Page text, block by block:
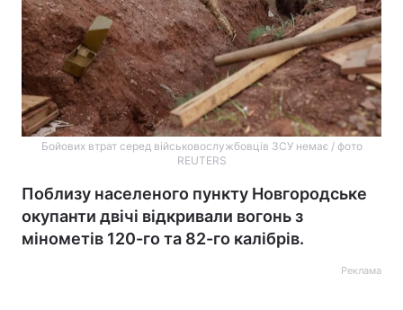
Бойових втрат серед військовослужбовців ЗCУ немає / фото
REUTERS
Поблизу населеного пункту Новгородське
окупанти двічі відкривали вогонь з
мінометів 120-го та 82-го калібрів.
Реклама